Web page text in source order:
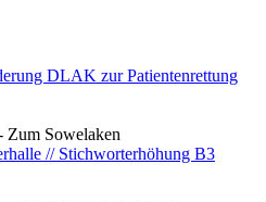
DLAK zur Patientenrettung
Zum Sowelaken
// Stichworterhöhung B3